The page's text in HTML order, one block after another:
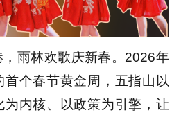
雨林欢歌庆新春。2026年
个春节黄金周，五指山以
内核、以政策为引擎，让